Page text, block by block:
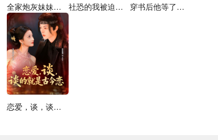
全家炮灰妹妹带飞全员开挂 社恐的我被迫闪婚了个国民女神 穿书后他等了我十年
恋爱，谈，谈的就是古今恋